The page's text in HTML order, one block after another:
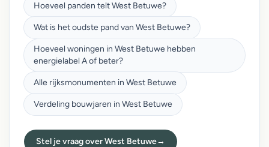
Hoeveel panden telt West Betuwe?
Wat is het oudste pand van West Betuwe?
Hoeveel woningen in West Betuwe hebben
energielabel A of beter?
Alle rijksmonumenten in West Betuwe
Verdeling bouwjaren in West Betuwe
Stel je vraag over West Betuwe→